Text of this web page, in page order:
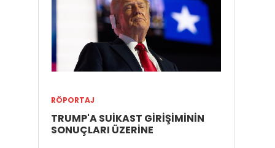
RÖPORTAJ
TRUMP'A SUİKAST GİRİŞİMİNİN
SONUÇLARI ÜZERİNE